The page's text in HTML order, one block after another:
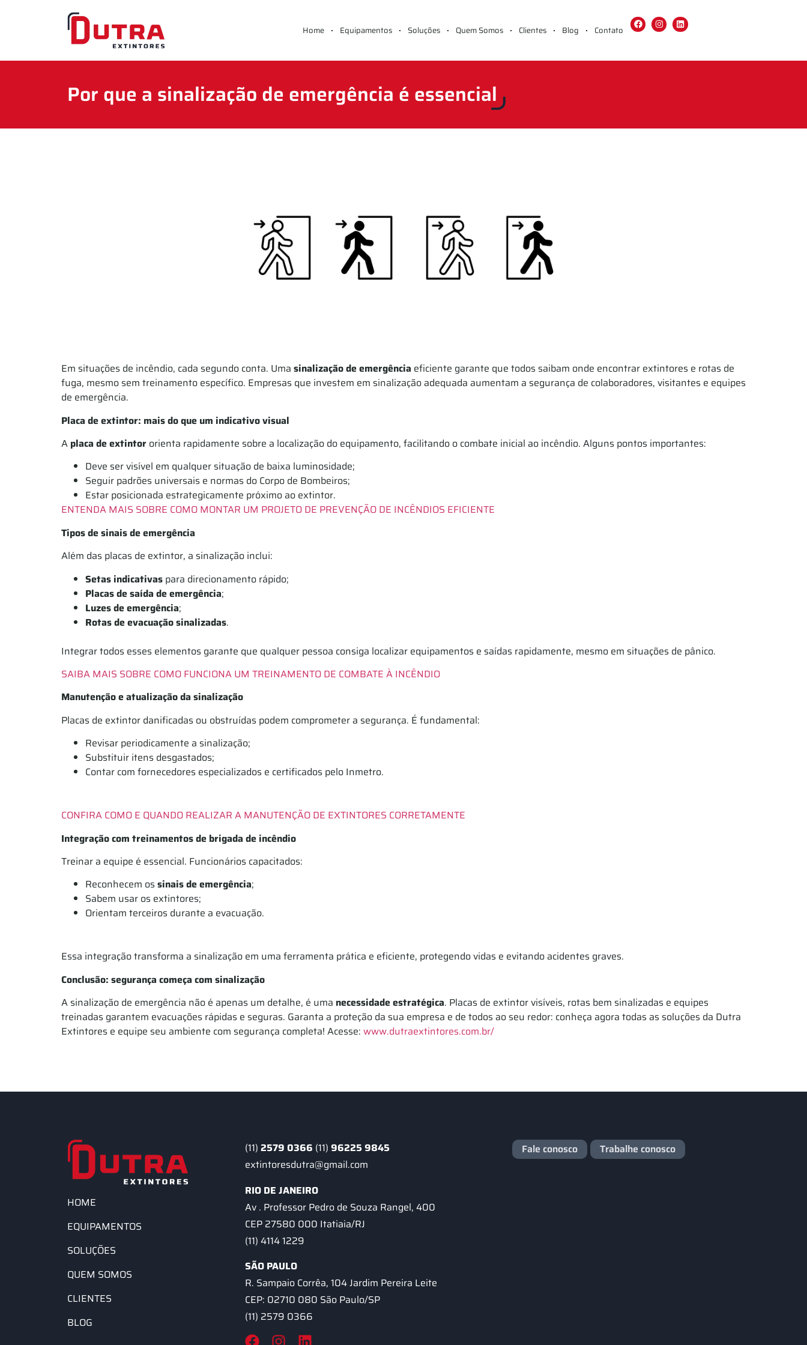
Home Equipamentos Soluções Quem Somos Clientes Blog Contato
Por que a sinalização de emergência é essencial
Em situações de incêndio, cada segundo conta. Uma sinalização de emergência eficiente garante que todos saibam onde encontrar extintores e rotas de
fuga, mesmo sem treinamento específico. Empresas que investem em sinalização adequada aumentam a segurança de colaboradores, visitantes e equipes
de emergência.
Placa de extintor: mais do que um indicativo visual
A placa de extintor orienta rapidamente sobre a localização do equipamento, facilitando o combate inicial ao incêndio. Alguns pontos importantes:
Deve ser visível em qualquer situação de baixa luminosidade;
Seguir padrões universais e normas do Corpo de Bombeiros;
Estar posicionada estrategicamente próximo ao extintor.
ENTENDA MAIS SOBRE COMO MONTAR UM PROJETO DE PREVENÇÃO DE INCÊNDIOS EFICIENTE
Tipos de sinais de emergência
Além das placas de extintor, a sinalização inclui:
Setas indicativas para direcionamento rápido;
Placas de saída de emergência;
Luzes de emergência;
Rotas de evacuação sinalizadas.
Integrar todos esses elementos garante que qualquer pessoa consiga localizar equipamentos e saídas rapidamente, mesmo em situações de pânico.
SAIBA MAIS SOBRE COMO FUNCIONA UM TREINAMENTO DE COMBATE À INCÊNDIO
Manutenção e atualização da sinalização
Placas de extintor danificadas ou obstruídas podem comprometer a segurança. É fundamental:
Revisar periodicamente a sinalização;
Substituir itens desgastados;
Contar com fornecedores especializados e certificados pelo Inmetro.
CONFIRA COMO E QUANDO REALIZAR A MANUTENÇÃO DE EXTINTORES CORRETAMENTE
Integração com treinamentos de brigada de incêndio
Treinar a equipe é essencial. Funcionários capacitados:
Reconhecem os sinais de emergência;
Sabem usar os extintores;
Orientam terceiros durante a evacuação.
Essa integração transforma a sinalização em uma ferramenta prática e eficiente, protegendo vidas e evitando acidentes graves.
Conclusão: segurança começa com sinalização
A sinalização de emergência não é apenas um detalhe, é uma necessidade estratégica. Placas de extintor visíveis, rotas bem sinalizadas e equipes
treinadas garantem evacuações rápidas e seguras. Garanta a proteção da sua empresa e de todos ao seu redor: conheça agora todas as soluções da Dutra
Extintores e equipe seu ambiente com segurança completa! Acesse: www.dutraextintores.com.br/
HOME
EQUIPAMENTOS
SOLUÇÕES
QUEM SOMOS
CLIENTES
BLOG
(11)2579 0366 (11)96225 9845
extintoresdutra@gmail.com
RIO DE JANEIRO
Av . Professor Pedro de Souza Rangel, 400
CEP 27580 000 Itatiaia/RJ
(11) 4114 1229
SÃO PAULO
R. Sampaio Corrêa, 104 Jardim Pereira Leite
CEP: 02710 080 São Paulo/SP
(11) 2579 0366
Fale conosco Trabalhe conosco